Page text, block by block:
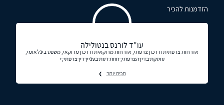
הזדמנות להכיר
עו"ד לורנס בנטולילה
אזרחות צרפתית ודרכון צרפתי, אזרחות מרוקאית ודרכון מרוקאי, משפט בינלאומי,
עוסקת בדין הצרפתי, חוות דעת בעניין דין צרפתי, י
תכירו יותר